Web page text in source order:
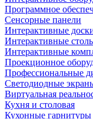
Программное
Сенсорные панели
Интерактивные
Интерактивные
Интерактивные
Проекционное
Профессиональные
Светодиодные
Виртуальная
Кухня и столовая
Кухонные гарнитуры